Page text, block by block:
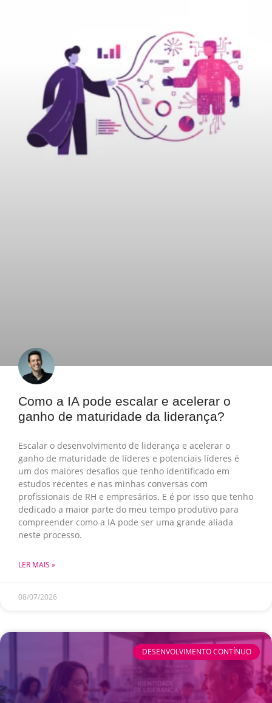
Como a IA pode escalar e acelerar o
ganho de maturidade da liderança?
Escalar o desenvolvimento de liderança e acelerar o
ganho de maturidade de líderes e potenciais líderes é
um dos maiores desafios que tenho identificado em
estudos recentes e nas minhas conversas com
profissionais de RH e empresários. E é por isso que tenho
dedicado a maior parte do meu tempo produtivo para
compreender como a IA pode ser uma grande aliada
neste processo.
LER MAIS »
08/07/2026
DESENVOLVIMENTO CONTÍNUO